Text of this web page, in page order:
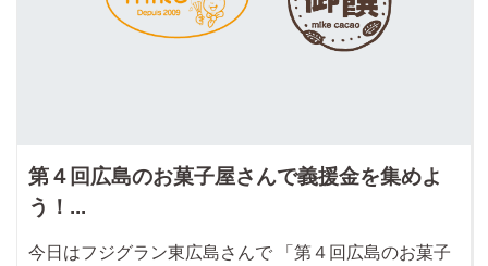
第４回広島のお菓子屋さんで義援金を集めよ
う！...
今日はフジグラン東広島さんで 「第４回広島のお菓子